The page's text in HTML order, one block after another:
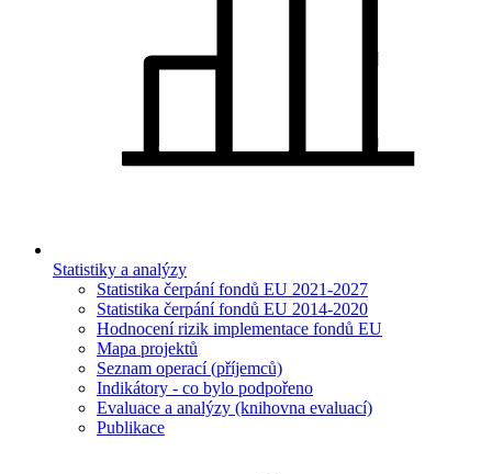
Statistiky a analýzy
Statistika čerpání fondů EU 2021-2027
Statistika čerpání fondů EU 2014-2020
Hodnocení rizik implementace fondů EU
Mapa projektů
Seznam operací (příjemců)
Indikátory - co bylo podpořeno
Evaluace a analýzy (knihovna evaluací)
Publikace